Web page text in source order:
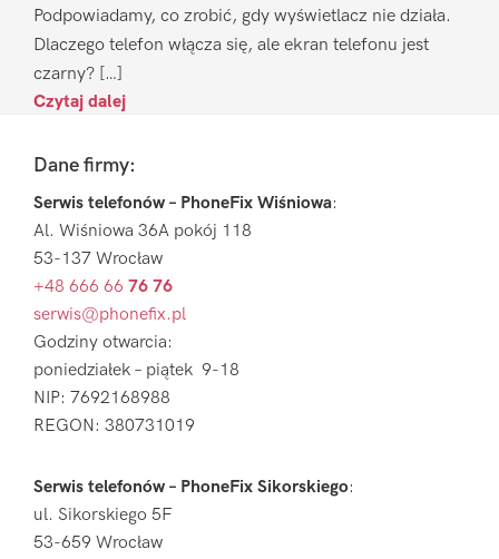
Podpowiadamy, co zrobić, gdy wyświetlacz nie działa.
Dlaczego telefon włącza się, ale ekran telefonu jest
czarny? […]
Czytaj dalej
FooterDane firmy:
Serwis telefonów – PhoneFix Wiśniowa:
Al. Wiśniowa 36A pokój 118
53-137 Wrocław
+48 666 66 76 76
serwis@phonefix.pl
Godziny otwarcia:
poniedziałek – piątek 9-18
NIP: 7692168988
REGON: 380731019
Serwis telefonów – PhoneFix Sikorskiego:
ul. Sikorskiego 5F
53-659 Wrocław